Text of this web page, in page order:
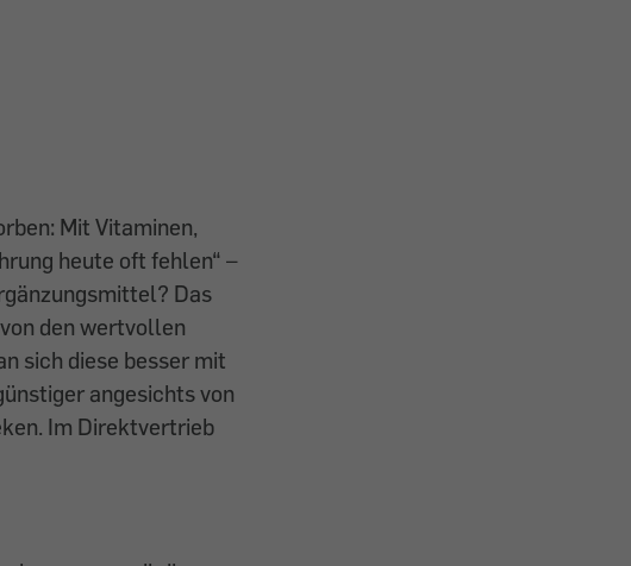
Mit Vitaminen,
heute oft fehlen“ –
Das
den wertvollen
sich diese besser mit
angesichts von
Im Direktvertrieb